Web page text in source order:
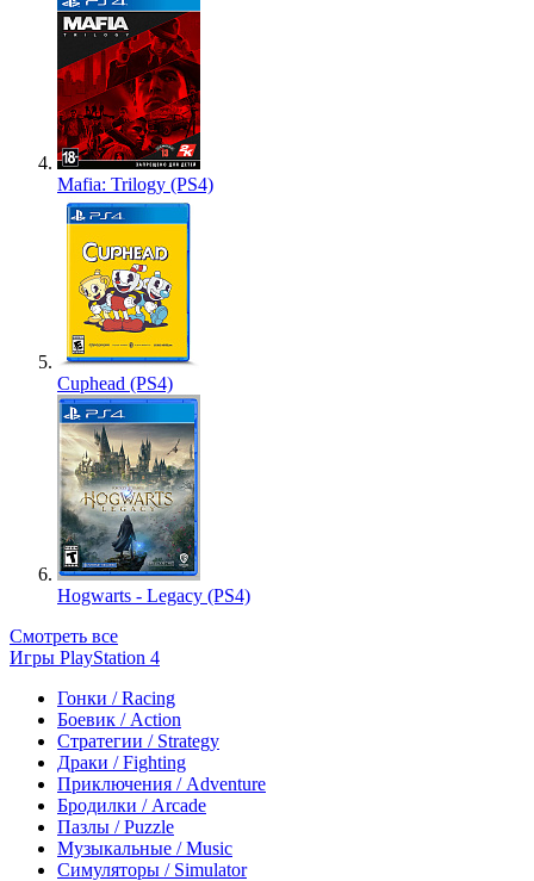
Mafia: Trilogy (PS4)
Cuphead (PS4)
Hogwarts - Legacy (PS4)
Смотреть все
Игры PlayStation 4
Гонки / Racing
Боевик / Action
Стратегии / Strategy
Драки / Fighting
Приключения / Adventure
Бродилки / Arcade
Пазлы / Puzzle
Музыкальные / Music
Симуляторы / Simulator